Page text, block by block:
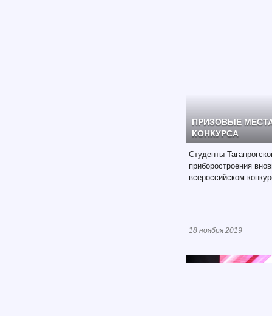
ПРИЗОВЫЕ
КОНКУРСА
Студенты
приборостроения
всероссийском
18 ноября 2019